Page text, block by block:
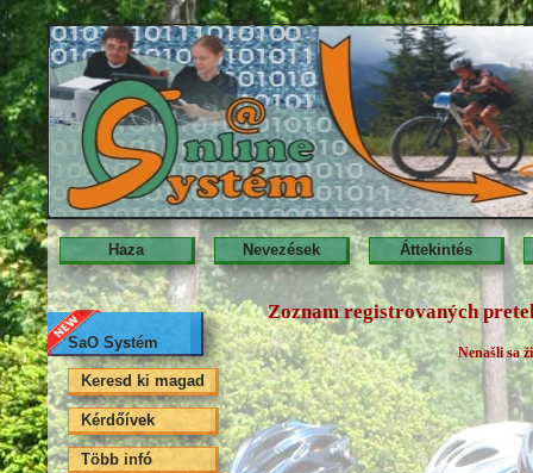
Haza Nevezések Áttekintés
SaO Systém
Keresd ki magad
Kérdőívek
Több infó
Zoznam registrovaných
Nenašli sa